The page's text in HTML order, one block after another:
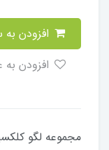
مجموعه لگو